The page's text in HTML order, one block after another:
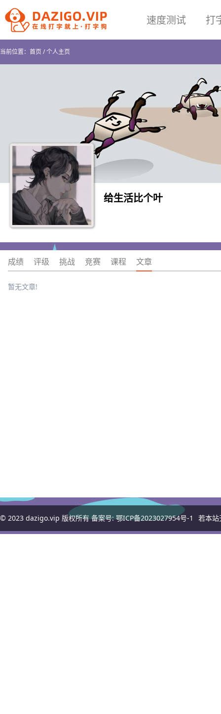
速度测试 打
当前位置： 首页/个人主页
给生活比个叶
成绩 评级 挑战 竞赛 课程 文章
暂无文章!
© 2023 dazigo.vip 版权所有 备案号:鄂ICP备2023027954号-1 若本